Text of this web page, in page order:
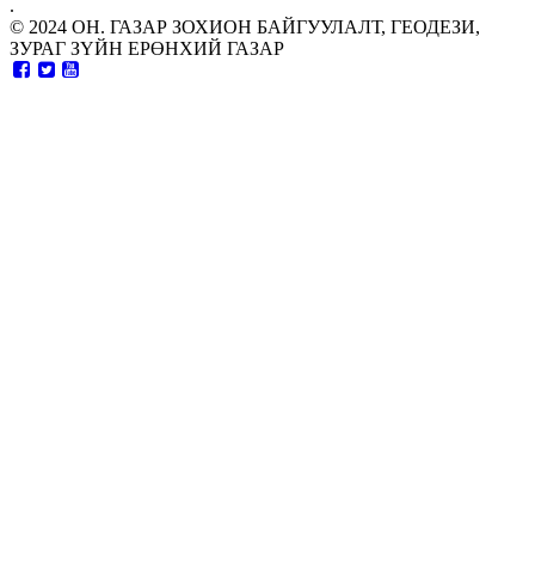
.
© 2024 ОН. ГАЗАР ЗОХИОН БАЙГУУЛАЛТ, ГЕОДЕЗИ,
ЗУРАГ ЗҮЙН ЕРӨНХИЙ ГАЗАР